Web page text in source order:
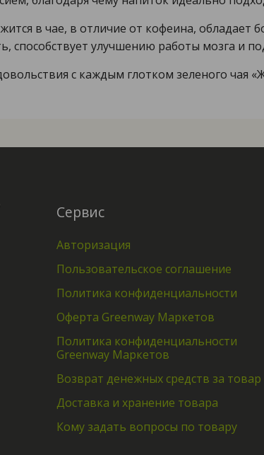
в чае, в отличие от кофеина,
способствует улучшению работы мозга и
с каждым глотком зеленого чая
Сервис
Авторизация
Пользовательское соглашение
Политика конфиденциальности
Оферта Greenway Маркетов
Политика конфиденциальности
Greenway Маркетов
Возврат денежных средств за товар
Доставка и хранение товара
Кому задать вопросы по товару